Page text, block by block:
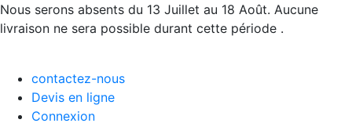
Nous serons absents du 13 Juillet au 18 Août. Aucune
livraison ne sera possible durant cette période .
contactez-nous
Devis en ligne
Connexion